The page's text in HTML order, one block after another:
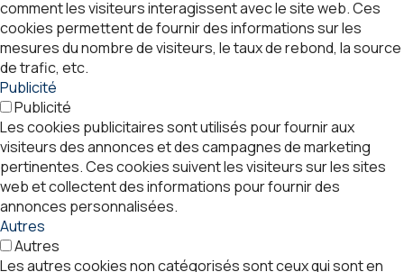
comment les visiteurs interagissent avec le site web. Ces
cookies permettent de fournir des informations sur les
mesures du nombre de visiteurs, le taux de rebond, la source
de trafic, etc.
Publicité
Publicité
Les cookies publicitaires sont utilisés pour fournir aux
visiteurs des annonces et des campagnes de marketing
pertinentes. Ces cookies suivent les visiteurs sur les sites
web et collectent des informations pour fournir des
annonces personnalisées.
Autres
Autres
Les autres cookies non catégorisés sont ceux qui sont en